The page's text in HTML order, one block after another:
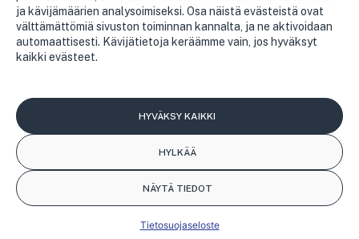
ja kävijämäärien analysoimiseksi. Osa näistä evästeistä ovat
välttämättömiä sivuston toiminnan kannalta, ja ne aktivoidaan
automaattisesti. Kävijätietoja keräämme vain, jos hyväksyt
kaikki evästeet.
HYVÄKSY KAIKKI
HYLKÄÄ
NÄYTÄ TIEDOT
Tietosuojaseloste
Myynti
+358 207 199 121
myynti@suomutunturi.fi
Tietosuojaseloste